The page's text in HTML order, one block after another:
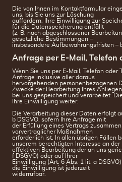
Die von Ihnen im Kontaktformular
uns, bis Sie uns zur Löschung
auffordern, Ihre Einwilligung zur
für die Datenspeicherung entfällt
(z. B. nach abgeschlossener
gesetzliche Bestimmungen –
insbesondere Aufbewahrungsfristen –
Anfrage per E-Mail, Telefon
Wenn Sie uns per E-Mail, Telefon oder
Anfrage inklusive aller daraus
hervorgehenden personenbezogenen
Zwecke der Bearbeitung Ihres
bei uns gespeichert und verarbeitet.
Ihre Einwilligung weiter.
Die Verarbeitung dieser Daten erfolgt
b DSGVO, sofern Ihre Anfrage mit
der Erfüllung eines Vertrags
vorvertraglicher Maßnahmen
erforderlich ist. In allen übrigen Fällen
unserem berechtigten Interesse an der
effektiven Bearbeitung der an uns
f DSGVO) oder auf Ihrer
Einwilligung (Art. 6 Abs. 1 lit. a
die Einwilligung ist jederzeit
widerrufbar.